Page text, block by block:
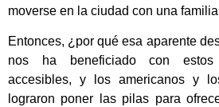
moverse en la ciudad con una
Entonces, ¿por qué esa aparente
nos ha beneficiado con estos
accesibles, y los americanos y
lograron poner las pilas para